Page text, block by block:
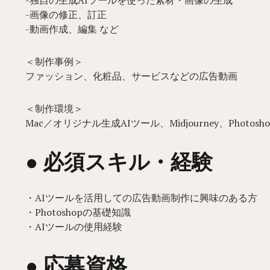
-画像の修正、訂正
-動画作成、編集 など
＜制作事例＞
ファッション、化粧品、サービスなどの広告動画
＜制作環境＞
Mac／オリジナル生成AIツール、Midjourney、
● 必須スキル・経験
・AIツールを活用しての広告動画制作に興味のある方
・Photoshopの基礎知識
・AIツールの使用経験
● 応募資格